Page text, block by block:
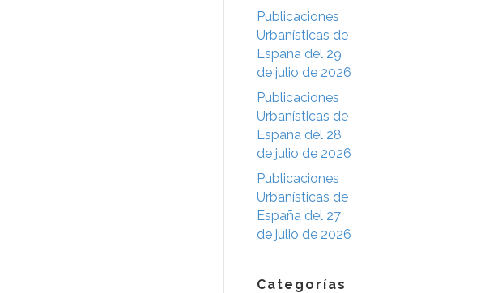
Publicaciones
Urbanísticas de
España del 29
de julio de 2026
Publicaciones
Urbanísticas de
España del 28
de julio de 2026
Publicaciones
Urbanísticas de
España del 27
de julio de 2026
Categorías